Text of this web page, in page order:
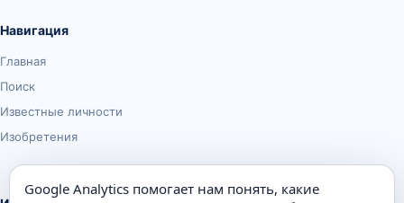
Навигация
Главная
Поиск
Известные личности
Изобретения
Google Analytics помогает нам понять, какие